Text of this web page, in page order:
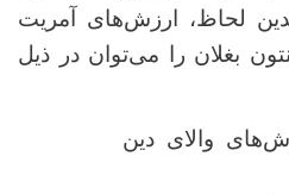
لحاظ، ارزش‌های آمریت
بغلان را می‌توان در ذیل
والای دین